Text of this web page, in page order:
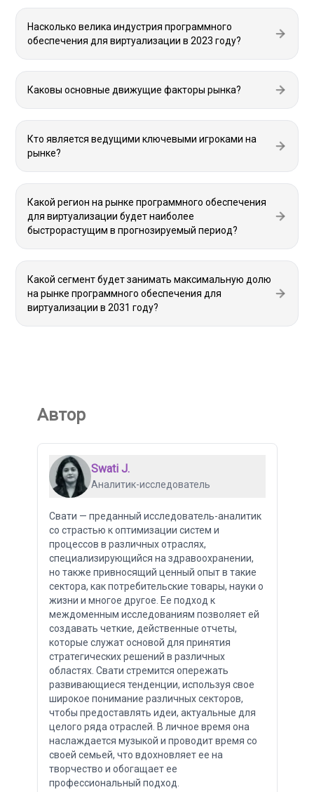
Насколько велика индустрия программного
обеспечения для виртуализации в 2023 году?
Каковы основные движущие факторы рынка?
Кто является ведущими ключевыми игроками на
рынке?
Какой регион на рынке программного обеспечения
для виртуализации будет наиболее
быстрорастущим в прогнозируемый период?
Какой сегмент будет занимать максимальную долю
на рынке программного обеспечения для
виртуализации в 2031 году?
Автор
Swati J.
Аналитик-исследователь
Свати — преданный исследователь-аналитик
со страстью к оптимизации систем и
процессов в различных отраслях,
специализирующийся на здравоохранении,
но также привносящий ценный опыт в такие
сектора, как потребительские товары, науки о
жизни и многое другое. Ее подход к
междоменным исследованиям позволяет ей
создавать четкие, действенные отчеты,
которые служат основой для принятия
стратегических решений в различных
областях. Свати стремится опережать
развивающиеся тенденции, используя свое
широкое понимание различных секторов,
чтобы предоставлять идеи, актуальные для
целого ряда отраслей. В личное время она
наслаждается музыкой и проводит время со
своей семьей, что вдохновляет ее на
творчество и обогащает ее
профессиональный подход.